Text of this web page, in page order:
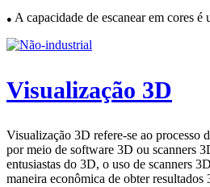
● A capacidade de escanear em cores é
Visualização 3D
Visualização 3D refere-se ao processo
por meio de software 3D ou scanners
entusiastas do 3D, o uso de scanners
maneira econômica de obter resultados